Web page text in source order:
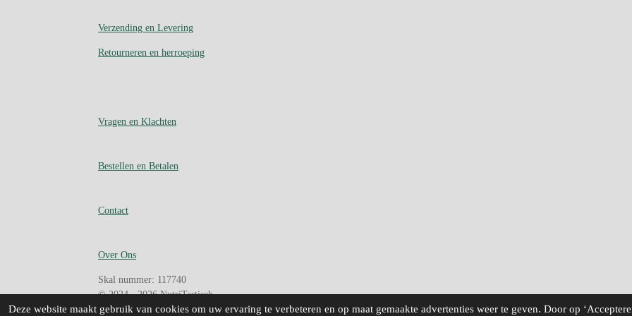
Deze website maakt gebruik van cookies om uw ervaring te verbeteren en op maat gemaakte advertenties weer te geven. Door op
Verzending en Levering
Retourneren en herroeping
Vragen en Klachten
Bestellen en Betalen
Contact
Over Ons
Skal nummer: 117740
© 2024 - 2026 NutriTastisch